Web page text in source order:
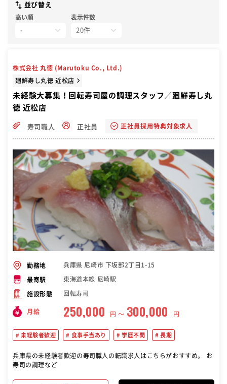
並び替え
高い順 表示件数
株式会社 丸徳 (Marutoku Co., Ltd.)
廻鮮寿し丸徳 近松店
未経験大募集！回転寿司屋の調理スタッフ／廻鮮寿し丸
徳 近松店
寿司職人 正社員 正社員採用特典対象求人
勤務地 兵庫県 尼崎市 下坂部2丁目1-15
最寄駅 東海道本線 尼崎駅
施設形態 回転寿司
月給 250,000 円 〜 300,000 円
未経験者歓迎 食事手当あり 学歴不問 長期
兵庫県の未経験者歓迎の寿司職人の転職求人はこちらがおすすめ。 お
寿司の調理など